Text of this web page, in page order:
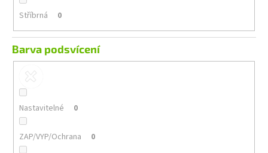
Stříbrná 0
Barva podsvícení
Nastavitelné 0
ZAP/VYP/Ochrana 0